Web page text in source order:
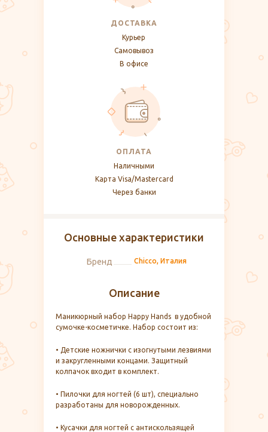
ДОСТАВКА
Курьер
Самовывоз
В офисе
ОПЛАТА
Наличными
Карта Visa/Mastercard
Через банки
Описание
Маникюрный набор Happy Hands в удобной
сумочке-косметичке. Набор состоит из:
• Детские ножнички с изогнутыми лезвиями
и закругленными концами. Защитный
колпачок входит в комплект.
• Пилочки для ногтей (6 шт), специально
разработаны для новорожденных.
• Кусачки для ногтей с антискользящей
Основные характеристики
Бренд Chicco, Италия